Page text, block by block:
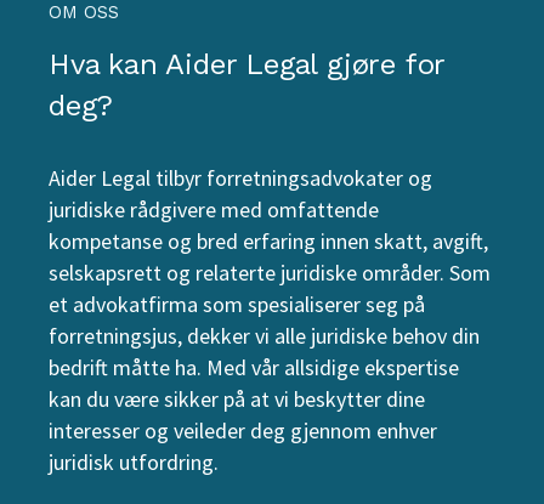
OM OSS
Hva kan Aider Legal gjøre for
deg?
Aider Legal tilbyr forretningsadvokater og
juridiske rådgivere med omfattende
kompetanse og bred erfaring innen skatt, avgift,
selskapsrett og relaterte juridiske områder. Som
et advokatfirma som spesialiserer seg på
forretningsjus, dekker vi alle juridiske behov din
bedrift måtte ha. Med vår allsidige ekspertise
kan du være sikker på at vi beskytter dine
interesser og veileder deg gjennom enhver
juridisk utfordring.